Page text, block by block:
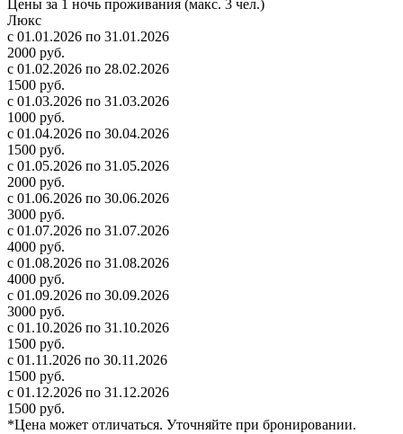
Цены за 1 ночь проживания (макс. 3 чел.)
Люкс
с 01.01.2026 по 31.01.2026
2000 руб.
с 01.02.2026 по 28.02.2026
1500 руб.
с 01.03.2026 по 31.03.2026
1000 руб.
с 01.04.2026 по 30.04.2026
1500 руб.
с 01.05.2026 по 31.05.2026
2000 руб.
с 01.06.2026 по 30.06.2026
3000 руб.
с 01.07.2026 по 31.07.2026
4000 руб.
с 01.08.2026 по 31.08.2026
4000 руб.
с 01.09.2026 по 30.09.2026
3000 руб.
с 01.10.2026 по 31.10.2026
1500 руб.
с 01.11.2026 по 30.11.2026
1500 руб.
с 01.12.2026 по 31.12.2026
1500 руб.
*Цена может отличаться. Уточняйте при бронировании.